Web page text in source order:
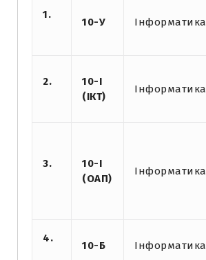
1.
10-У Інформатика
2.
10-І
(ІКТ)
Інформатика
3.
10-І
(ОАП)
Інформатика
4.
10-Б Інформатика